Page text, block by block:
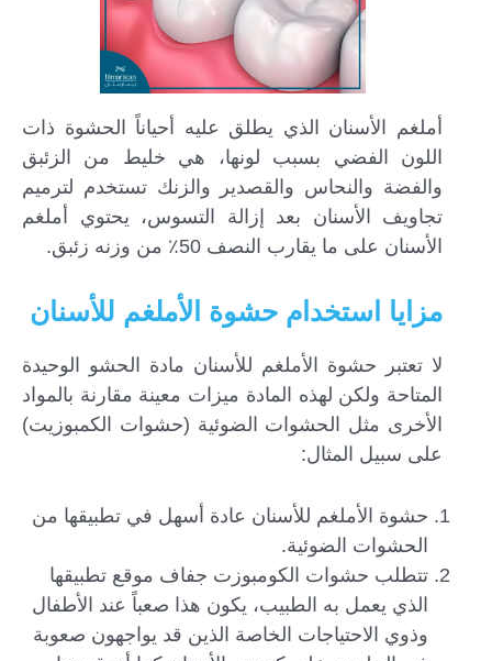
أملغم الأسنان الذي يطلق عليه أحياناً الحشوة ذات
اللون الفضي بسبب لونها، هي خليط من الزئبق
والفضة والنحاس والقصدير والزنك تستخدم لترميم
تجاويف الأسنان بعد إزالة التسوس، يحتوي أملغم
الأسنان على ما يقارب النصف 50٪ من وزنه زئبق.
مزايا استخدام حشوة الأملغم للأسنان
لا تعتبر حشوة الأملغم للأسنان مادة الحشو الوحيدة
المتاحة ولكن لهذه المادة ميزات معينة مقارنة بالمواد
الأخرى مثل الحشوات الضوئية (حشوات الكمبوزيت)
على سبيل المثال:
حشوة الأملغم للأسنان عادة أسهل في تطبيقها من
الحشوات الضوئية.
تتطلب حشوات الكومبوزت جفاف موقع تطبيقها
الذي يعمل به الطبيب، يكون هذا صعباً عند الأطفال
وذوي الاحتياجات الخاصة الذين قد يواجهون صعوبة